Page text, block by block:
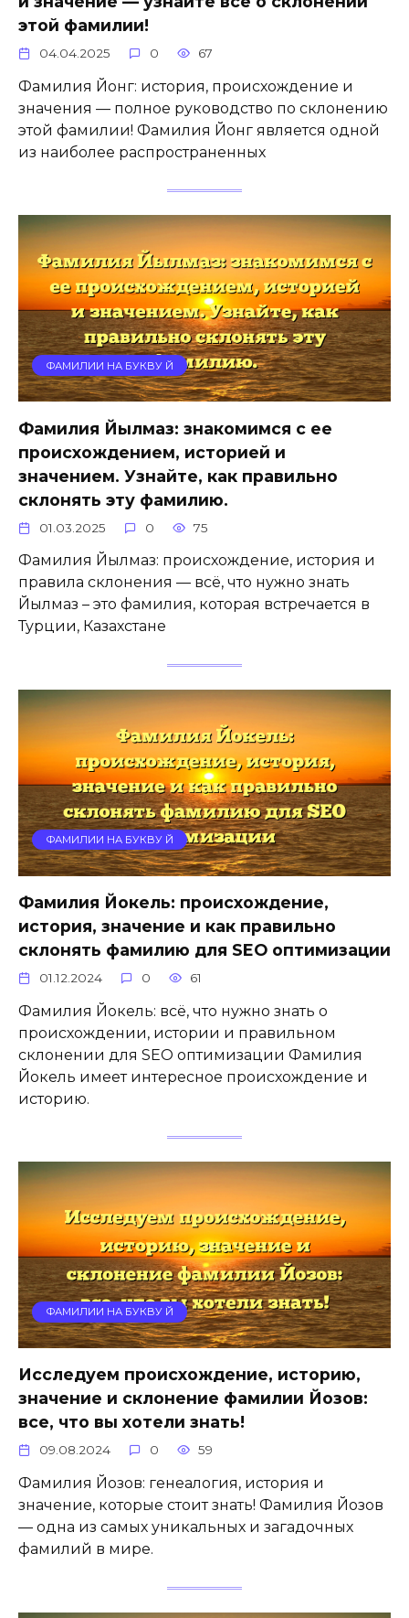
этой фамилии!
04.04.2025 0 67
Фамилия Йонг: история, происхождение и
значения — полное руководство по склонению
этой фамилии! Фамилия Йонг является одной
из наиболее распространенных
ФАМИЛИИ НА БУКВУ Й
Фамилия Йылмаз: знакомимся с ее
происхождением, историей и
значением. Узнайте, как правильно
склонять эту фамилию.
01.03.2025 0 75
Фамилия Йылмаз: происхождение, история и
правила склонения — всё, что нужно знать
Йылмаз – это фамилия, которая встречается в
Турции, Казахстане
ФАМИЛИИ НА БУКВУ Й
Фамилия Йокель: происхождение,
история, значение и как правильно
склонять фамилию для SEO оптимизации
01.12.2024 0 61
Фамилия Йокель: всё, что нужно знать о
происхождении, истории и правильном
склонении для SEO оптимизации Фамилия
Йокель имеет интересное происхождение и
историю.
ФАМИЛИИ НА БУКВУ Й
Исследуем происхождение, историю,
значение и склонение фамилии Йозов:
все, что вы хотели знать!
09.08.2024 0 59
Фамилия Йозов: генеалогия, история и
значение, которые стоит знать! Фамилия Йозов
— одна из самых уникальных и загадочных
фамилий в мире.